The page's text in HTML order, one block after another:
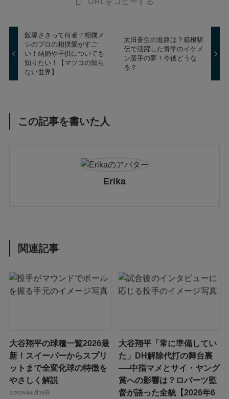
飯塚さきって何者？相撲メ
シのプロの相撲愛がすご
い！結婚や子供についても
知りたい！【マツコの知ら
ない世界】
太田蒼生の進路は？箱根駅
伝で活躍した青学のイケメ
ン選手の夢！今後どうな
る？
この記事を書いた人
Erika
関連記事
大谷翔平の球種一覧2026最
新！スイーパーからスプリ
ットまで全変化球の特徴を
やさしく解説
2026年6月18日
大谷翔平「常に準備してい
た」DH解除代打の舞台裏
──中指マメとサイ・ヤング
賞への影響は？ロバーツ監
督が語った全貌【2026年6